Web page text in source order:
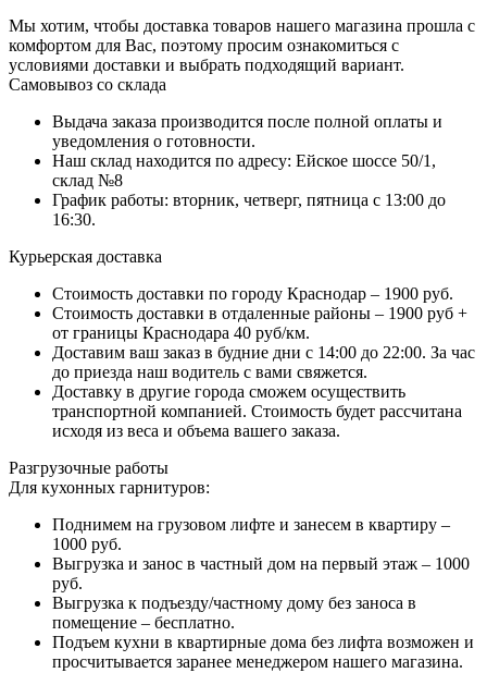
Мы хотим, чтобы доставка товаров нашего магазина прошла с
комфортом для Вас, поэтому просим ознакомиться с
условиями доставки и выбрать подходящий вариант.
Самовывоз со склада
Выдача заказа производится после полной оплаты и
уведомления о готовности.
Наш склад находится по адресу: Ейское шоссе 50/1,
склад №8
График работы: вторник, четверг, пятница с 13:00 до
16:30.
Курьерская доставка
Стоимость доставки по городу Краснодар – 1900 руб.
Стоимость доставки в отдаленные районы – 1900 руб +
от границы Краснодара 40 руб/км.
Доставим ваш заказ в будние дни с 14:00 до 22:00. За час
до приезда наш водитель с вами свяжется.
Доставку в другие города сможем осуществить
транспортной компанией. Стоимость будет рассчитана
исходя из веса и объема вашего заказа.
Разгрузочные работы
Для кухонных гарнитуров:
Поднимем на грузовом лифте и занесем в квартиру –
1000 руб.
Выгрузка и занос в частный дом на первый этаж – 1000
руб.
Выгрузка к подъезду/частному дому без заноса в
помещение – бесплатно.
Подъем кухни в квартирные дома без лифта возможен и
просчитывается заранее менеджером нашего магазина.